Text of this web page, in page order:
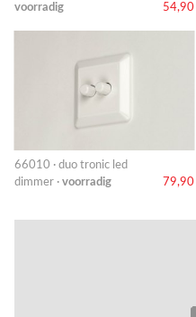
voorradig
54,90
66010 · duo tronic led
dimmer · voorradig 79,90